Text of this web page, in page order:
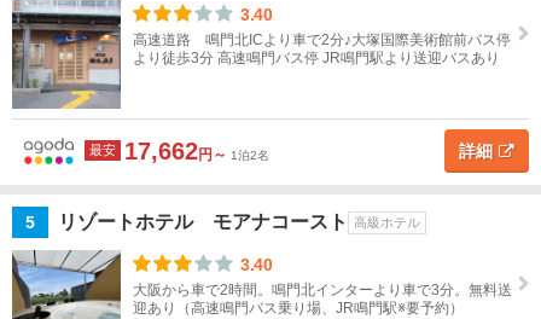
こ
の
条
件
で
探
す
地図
を表示
四
国
徳
島
す
べ
て
3.40
高速道路 鳴門北ICより車で2分♪大塚国際美術館前バス停
より徒歩3分 高速鳴門バス停 JR鳴門駅より送迎バスあり
最安 17,662円～ 1泊2名 詳細
5 リゾートホテル モアナコースト 高級ホテル
3.40
大阪から車で2時間。鳴門北インターより車で3分。無料送
迎あり（高速鳴門バス乗り場、JR鳴門駅※要予約）